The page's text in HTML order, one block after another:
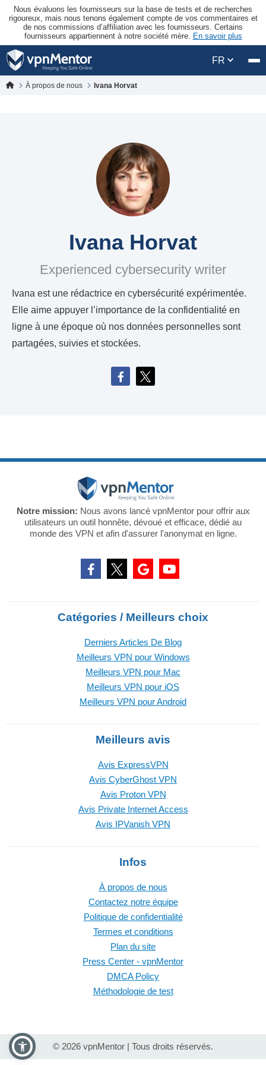
Nous évaluons les fournisseurs sur la base de tests et de recherches
rigoureux, mais nous tenons également compte de vos commentaires et
de nos commissions d’affiliation avec les fournisseurs. Certains
fournisseurs appartiennent à notre société mère. En savoir plus
FR
À propos de nous Ivana Horvat
Ivana Horvat
Experienced cybersecurity writer
Ivana est une rédactrice en cybersécurité expérimentée.
Elle aime appuyer l’importance de la confidentialité en
ligne à une époque où nos données personnelles sont
partagées, suivies et stockées.
Notre mission: Nous avons lancé vpnMentor pour offrir aux
utilisateurs un outil honnête, dévoué et efficace, dédié au
monde des VPN et afin d'assurer l'anonymat en ligne.
Catégories / Meilleurs choix
Derniers Articles De Blog
Meilleurs VPN pour Windows
Meilleurs VPN pour Mac
Meilleurs VPN pour iOS
Meilleurs VPN pour Android
Meilleurs avis
Avis ExpressVPN
Avis CyberGhost VPN
Avis Proton VPN
Avis Private Internet Access
Avis IPVanish VPN
Infos
À propos de nous
Contactez notre équipe
Politique de confidentialité
Termes et conditions
Plan du site
Press Center - vpnMentor
DMCA Policy
Méthodologie de test
© 2026 vpnMentor | Tous droits réservés.